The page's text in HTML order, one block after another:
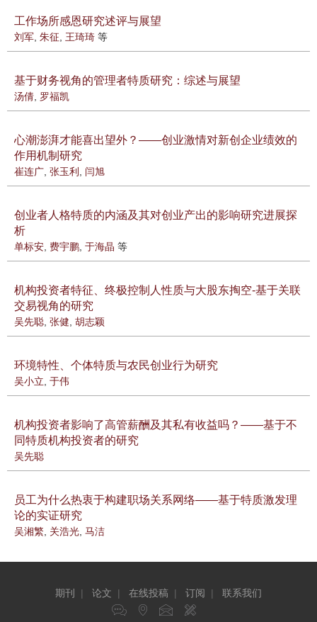
工作场所感恩研究述评与展望
刘军 朱征 王琦琦 等
基于财务视角的管理者特质研究：综述与展望
汤倩 罗福凯
心潮澎湃才能喜出望外？——创业激情对新创企业绩效的
作用机制研究
崔连广 张玉利 闫旭
创业者人格特质的内涵及其对创业产出的影响研究进展探
析
单标安 费宇鹏 于海晶 等
机构投资者特征、终极控制人性质与大股东掏空-基于关联
交易视角的研究
吴先聪 张健 胡志颖
环境特性、个体特质与农民创业行为研究
吴小立 于伟
机构投资者影响了高管薪酬及其私有收益吗？——基于不
同特质机构投资者的研究
吴先聪
员工为什么热衷于构建职场关系网络——基于特质激发理
论的实证研究
吴湘繁 关浩光 马洁
期刊 | 论文 | 在线投稿 | 订阅 | 联系我们